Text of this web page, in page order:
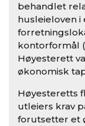
behandlet
husleieloven i
kontorformål
Høyesterett
økonomisk
Høyesteretts
utleiers krav
forutsetter et